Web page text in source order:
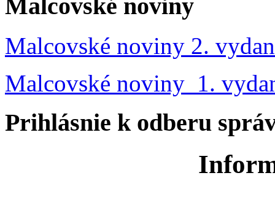
Malcovské noviny
Malcovské noviny 2.
Malcovské noviny 1.
Prihlásnie k odberu